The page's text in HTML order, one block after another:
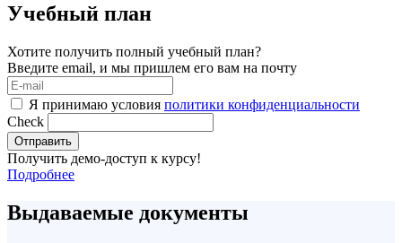
Учебный план
Хотите получить полный учебный план?
Введите email, и мы пришлем его вам на почту
Я принимаю условия политики конфиденциальности
Check
Отправить
Получить демо-доступ к курсу!
Подробнее
Выдаваемые документы